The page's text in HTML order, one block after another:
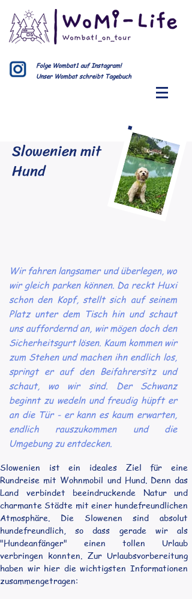
Folge Wombat1 auf Instagram!
Unser Wombat schreibt Tagebuch
Slowenien mit
Hund
Wir fahren langsamer und überlegen, wo
wir gleich parken können. Da reckt Huxi
schon den Kopf, stellt sich auf seinem
Platz unter dem Tisch hin und schaut
uns auffordernd an, wir mögen doch den
Sicherheitsgurt lösen. Kaum kommen wir
zum Stehen und machen ihn endlich los,
springt er auf den Beifahrersitz und
schaut, wo wir sind. Der Schwanz
beginnt zu wedeln und freudig hüpft er
an die Tür - er kann es kaum erwarten,
endlich rauszukommen und die
Umgebung zu entdecken.
Slowenien ist ein ideales Ziel für eine
Rundreise mit Wohnmobil und Hund. Denn das
Land verbindet beeindruckende Natur und
charmante Städte mit einer hundefreundlichen
Atmosphäre. Die Slowenen sind absolut
hundefreundlich, so dass gerade wir als
"Hundeanfänger" einen tollen Urlaub
verbringen konnten. Zur Urlaubsvorbereitung
haben wir hier die wichtigsten Informationen
zusammengetragen: